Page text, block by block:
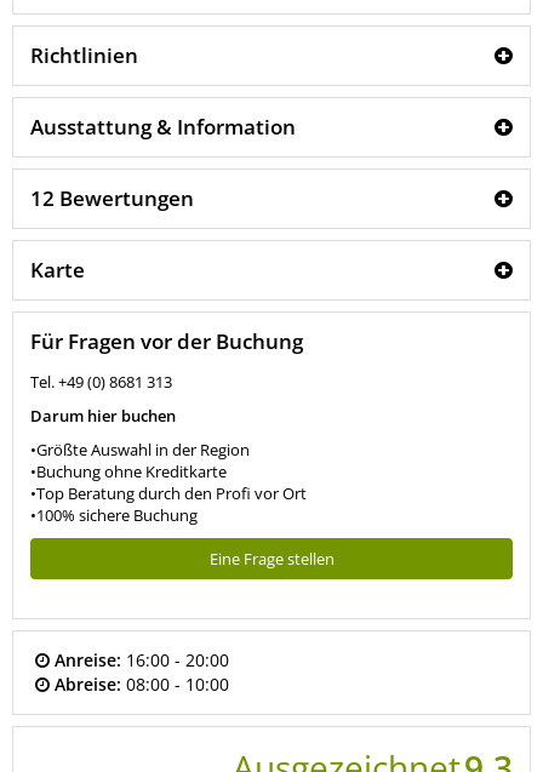
Richtlinien
Ausstattung & Information
12 Bewertungen
Karte
Für Fragen vor der Buchung
Tel. +49 (0) 8681 313
Darum hier buchen
•Größte Auswahl in der Region
•Buchung ohne Kreditkarte
•Top Beratung durch den Profi vor Ort
•100% sichere Buchung
Eine Frage stellen
Anreise: 16:00 - 20:00
Abreise: 08:00 - 10:00